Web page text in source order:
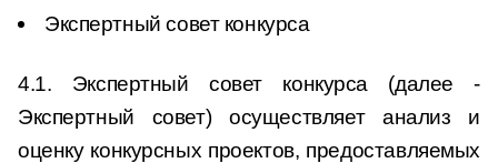
Экспертный совет конкурса
4.1. Экспертный совет конкурса (далее -
Экспертный совет) осуществляет анализ и
оценку конкурсных проектов, предоставляемых